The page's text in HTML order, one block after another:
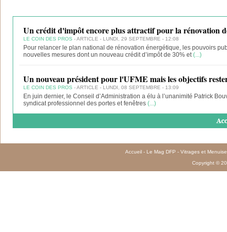
Un crédit d'impôt encore plus attractif pour la rénovation
LE COIN DES PROS - ARTICLE - LUNDI, 29 SEPTEMBRE - 12:08
Pour relancer le plan national de rénovation énergétique, les pouvoirs
nouvelles mesures dont un nouveau crédit d’impôt de 30% et(...)
Un nouveau président pour l'UFME mais les objectifs
LE COIN DES PROS - ARTICLE - LUNDI, 08 SEPTEMBRE - 13:09
En juin dernier, le Conseil d’Administration a élu à l’unanimité Patrick
syndicat professionnel des portes et fenêtres (...)
Accueil - Le Mag DFP - Vitrages et
Copyright ©